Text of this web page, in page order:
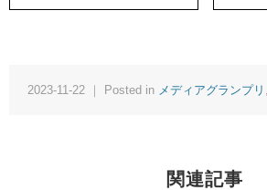
2023-11-22 ｜ Posted in メディアグランプリ
関連記事